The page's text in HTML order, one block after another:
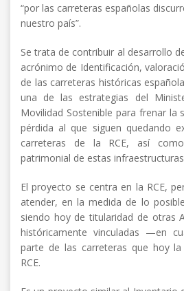
“por las carreteras españolas
nuestro país”.
Se trata de contribuir al desarrollo
acrónimo de Identificación,
de las carreteras históricas
una de las estrategias del
Movilidad Sostenible para frenar la
pérdida al que siguen quedando
carreteras de la RCE, así
patrimonial de estas
El proyecto se centra en la RCE,
atender, en la medida de lo
siendo hoy de titularidad de otras
históricamente vinculadas —en
parte de las carreteras que hoy
RCE.